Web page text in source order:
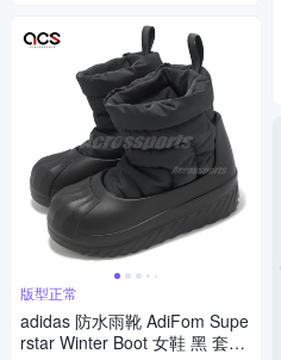
版型正常
adidas 防水雨靴 AdiFom Supe
rstar Winter Boot 女鞋 黑 套入